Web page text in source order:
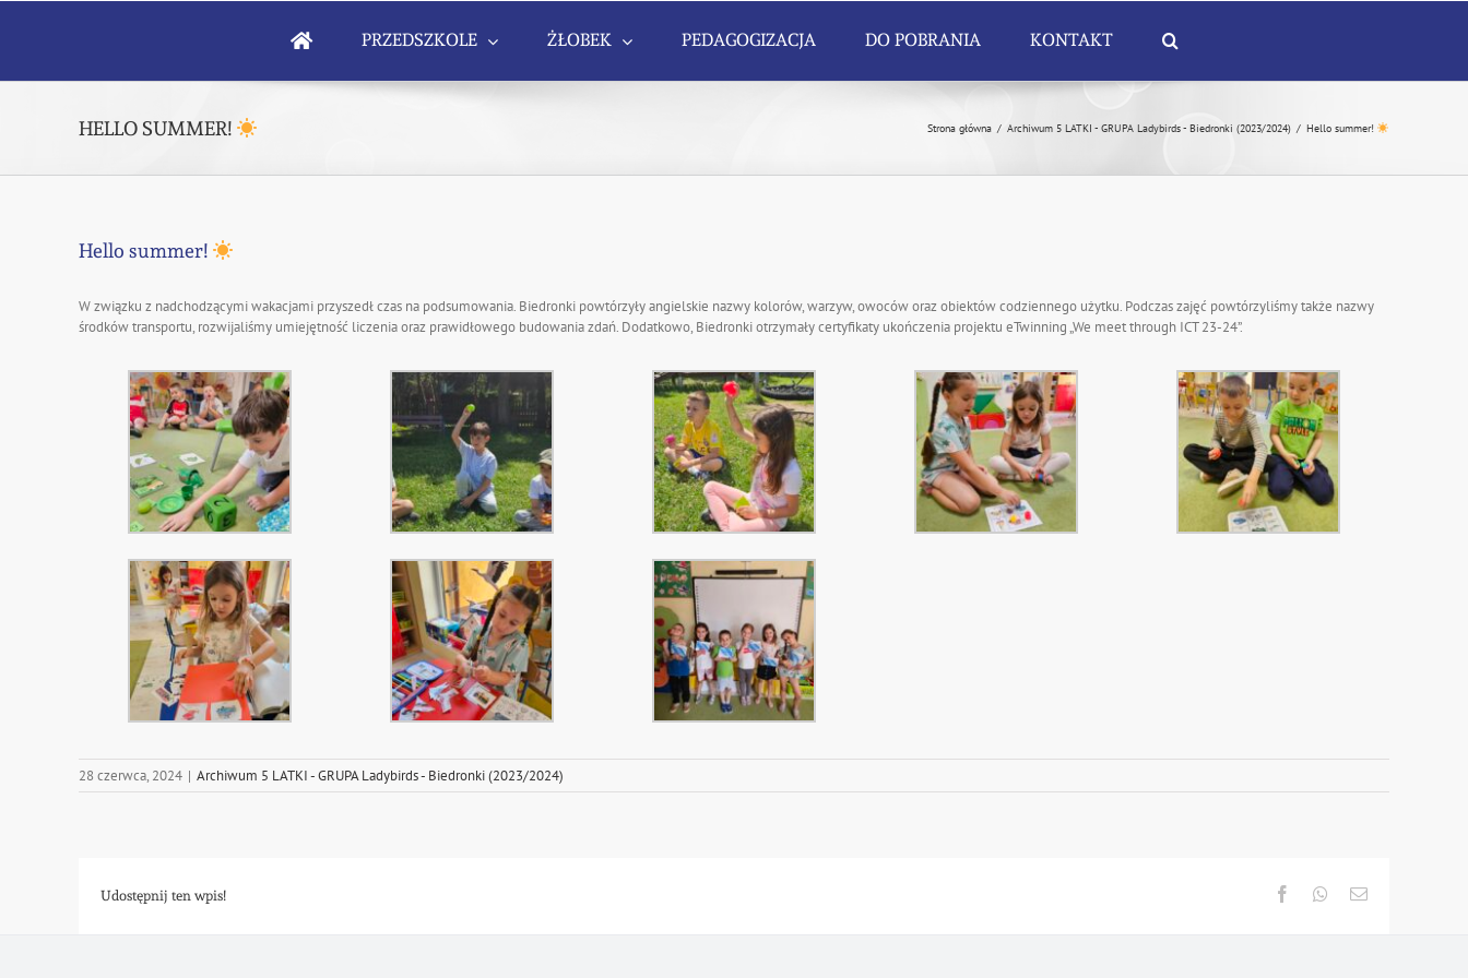
PRZEDSZKOLE ŻŁOBEK PEDAGOGIZACJA DO POBRANIA KONTAKT
HELLO SUMMER! Strona główna / Archiwum 5 LATKI - GRUPA Ladybirds - Biedronki (2023/2024) / Hello summer!
Hello summer!
W związku z nadchodzącymi wakacjami przyszedł czas na podsumowania. Biedronki powtórzyły angielskie nazwy kolorów, warzyw, owoców oraz obiektów codziennego użytku. Podczas zajęć powtórzyliśmy także nazwy
środków transportu, rozwijaliśmy umiejętność liczenia oraz prawidłowego budowania zdań. Dodatkowo, Biedronki otrzymały certyfikaty ukończenia projektu eTwinning „We meet through ICT 23-24”.
28 czerwca, 2024 | Archiwum 5 LATKI - GRUPA Ladybirds - Biedronki (2023/2024)
Udostępnij ten wpis! FacebookWhatsapp
Email